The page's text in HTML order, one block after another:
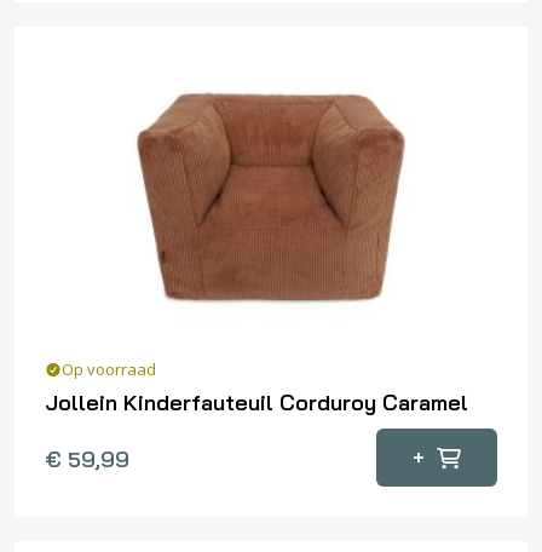
Op voorraad
Jollein Kinderfauteuil Corduroy Caramel
€ 59,99 +